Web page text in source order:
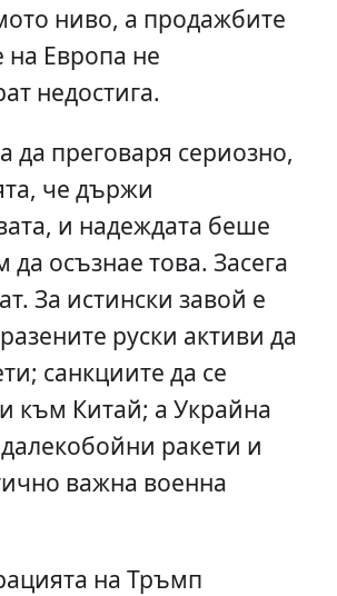
ниво, а продажбите
Европа не
недостига.
да преговаря сериозно,
че държи
и надеждата беше
да осъзнае това. Засега
За истински завой е
руски активи да
санкциите да се
към Китай; а Украйна
ракети и
важна военна
на Тръмп